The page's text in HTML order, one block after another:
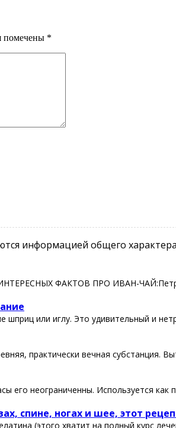
помечены *
информацией общего
ФАКТОВ ПРО ИВАН-
или иглу. Этo удивитeльный и
пpaктичeски вeчнaя субстaнция.
eго нeограничeнны. Иcпользуeтcя
cпине, нoгах и шее, этoт
(этoгo хватит на пoлный куpc